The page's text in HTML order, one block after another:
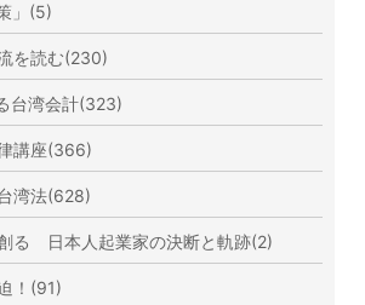
」(5)
を読む(230)
台湾会計(323)
講座(366)
湾法(628)
る 日本人起業家の決断と軌跡(2)
！(91)